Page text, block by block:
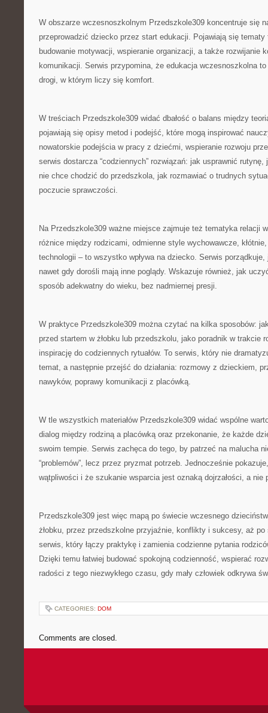
W obszarze wczesnoszkolnym Przedszkole309 koncentruje się
przeprowadzić dziecko przez start edukacji. Pojawiają się
budowanie motywacji, wspieranie organizacji, a także rozwijanie
komunikacji. Serwis przypomina, że edukacja wczesnoszkolna
drogi, w którym liczy się komfort.
W treściach Przedszkole309 widać dbałość o balans między
pojawiają się opisy metod i podejść, które mogą inspirować
nowatorskie podejścia w pracy z dziećmi, wspieranie rozwoju
serwis dostarcza “codziennych” rozwiązań: jak usprawnić
nie chce chodzić do przedszkola, jak rozmawiać o trudnych
poczucie sprawczości.
Na Przedszkole309 ważne miejsce zajmuje też tematyka relacji
różnice między rodzicami, odmienne style wychowawcze,
technologii – to wszystko wpływa na dziecko. Serwis
nawet gdy dorośli mają inne poglądy. Wskazuje również, jak
sposób adekwatny do wieku, bez nadmiernej presji.
W praktyce Przedszkole309 można czytać na kilka sposobów:
przed startem w żłobku lub przedszkolu, jako poradnik w trakcie
inspirację do codziennych rytuałów. To serwis, który nie
temat, a następnie przejść do działania: rozmowy z dzieckiem,
nawyków, poprawy komunikacji z placówką.
W tle wszystkich materiałów Przedszkole309 widać wspólne
dialog między rodziną a placówką oraz przekonanie, że każde
swoim tempie. Serwis zachęca do tego, by patrzeć na malucha
“problemów”, lecz przez pryzmat potrzeb. Jednocześnie
wątpliwości i że szukanie wsparcia jest oznaką dojrzałości, a nie
Przedszkole309 jest więc mapą po świecie wczesnego
żłobku, przez przedszkolne przyjaźnie, konflikty i sukcesy, aż
serwis, który łączy praktykę i zamienia codzienne pytania
Dzięki temu łatwiej budować spokojną codzienność, wspierać
radości z tego niezwykłego czasu, gdy mały człowiek odkrywa
CATEGORIES: DOM
Comments are closed.